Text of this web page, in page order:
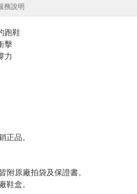
務說明
跑鞋
擊
力
品。
原廠拍袋及保證書。
盒。